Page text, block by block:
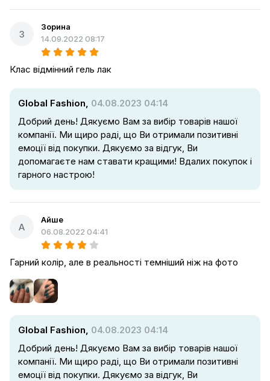
З
Зорина
14.09.2022 08:17
Клас відмінний гель лак
Global Fashion, 04.08.2023 04:14
Добрий день! Дякуємо Вам за вибір товарів нашої
компанії. Ми щиро раді, що Ви отримали позитивні
емоції від покупки. Дякуємо за відгук, Ви
допомагаєте нам ставати кращими! Вдалих покупок і
гарного настрою!
А
Айше
06.08.2022 04:41
Гарний колір, але в реальності темніший ніж на фото
Global Fashion, 04.08.2023 04:14
Добрий день! Дякуємо Вам за вибір товарів нашої
компанії. Ми щиро раді, що Ви отримали позитивні
емоції від покупки. Дякуємо за відгук, Ви